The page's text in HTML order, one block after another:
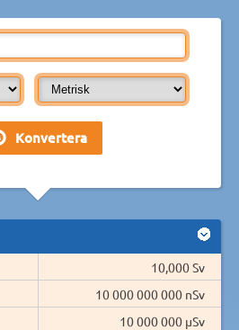
10,000 Sv
10 000 000 000 nSv
10 000 000 µSv